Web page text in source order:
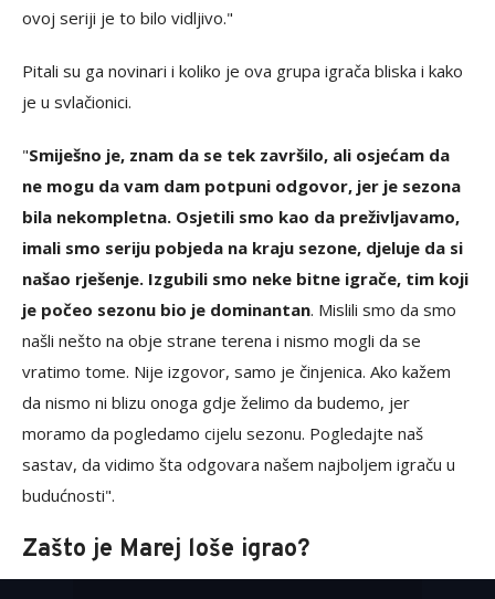
ovoj seriji je to bilo vidljivo."
Pitali su ga novinari i koliko je ova grupa igrača bliska i kako
je u svlačionici.
"Smiješno je, znam da se tek završilo, ali osjećam da
ne mogu da vam dam potpuni odgovor, jer je sezona
bila nekompletna. Osjetili smo kao da preživljavamo,
imali smo seriju pobjeda na kraju sezone, djeluje da si
našao rješenje. Izgubili smo neke bitne igrače, tim koji
je počeo sezonu bio je dominantan. Mislili smo da smo
našli nešto na obje strane terena i nismo mogli da se
vratimo tome. Nije izgovor, samo je činjenica. Ako kažem
da nismo ni blizu onoga gdje želimo da budemo, jer
moramo da pogledamo cijelu sezonu. Pogledajte naš
sastav, da vidimo šta odgovara našem najboljem igraču u
budućnosti".
Zašto je Marej loše igrao?